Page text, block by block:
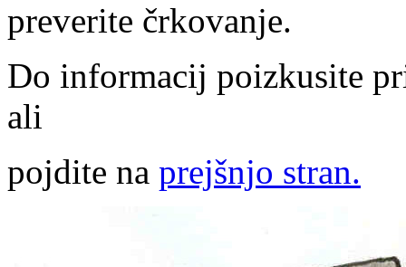
preverite črkovanje.
Do informacij poizkusite
ali
pojdite na prejšnjo stran.